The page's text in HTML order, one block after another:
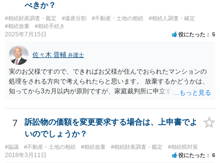
べきか？
#相続財産調査・鑑定 #遺産分割 #不動産・土地の相続
#相続人調査・確定
#相続放棄
#相続手続き
2025年7月15日 役にたった 5
佐々木 晋輔 弁護士
実のお父様ですので、できればお父様が住んでおられたマンションの
処理をされる方向で考えられたらと思います。 放棄するかどうかは、
知ってから3カ月以内が原則ですが、家庭裁判所に申立すれば3カ月の
放棄するかどうか決めることができます。 銀行やサラ金が数年も放置
することはありませんので、数年後に借金が発見される可能性はほぼ
ありません。 なお、私が扱った相続放棄を検討していた案件で、期間
伸長して調査したところ、サラ金に対する過払金など相当な財産が見
つかったため相続したという事例がありました。
7
訴訟物の価額を変更要求する場合は、上申書でよ
いのでしょうか？
#協議 #不動産・土地の相続 #相続放棄 #相続財産調査・鑑定 #相続税対策
2018年3月11日 役にたった 6